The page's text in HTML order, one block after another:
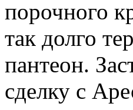
порочного
так долго
пантеон.
сделку с